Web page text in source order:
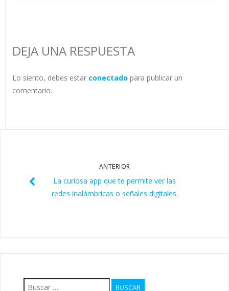
DEJA UNA RESPUESTA
Lo siento, debes estar conectado para publicar un
comentario.
ANTERIOR
La curiosa app que te permite ver las
redes inalámbricas o señales digitales.